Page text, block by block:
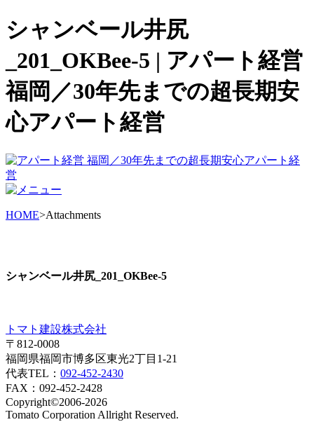
シャンベール井尻
_201_OKBee-5 | アパート経営
福岡／30年先までの超長期安
心アパート経営
HOME>Attachments
シャンベール井尻_201_OKBee-5
トマト建設株式会社
〒812-0008
福岡県福岡市博多区東光2丁目1-21
代表TEL： 092-452-2430
FAX：092-452-2428
Copyright©2006-2026
Tomato Corporation Allright Reserved.